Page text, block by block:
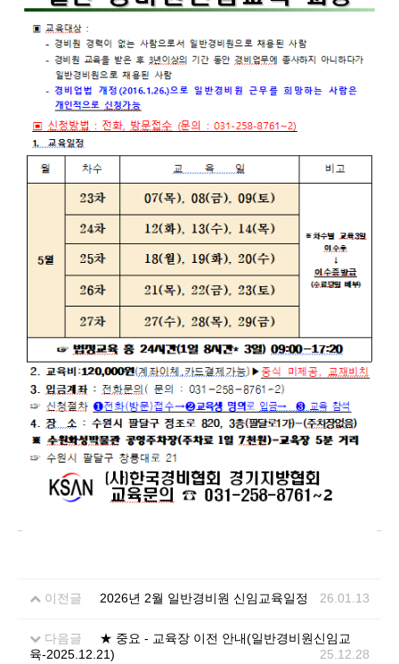
이전글 2026년 2월 일반경비원 신임교육일정 26.01.13
다음글
★ 중요 - 교육장 이전 안내(일반경비원신임교
육-2025.12.21)
25.12.28